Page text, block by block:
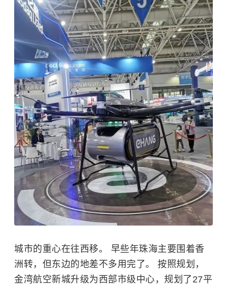
城市的重心在往西移。 早些年珠海主要围着香
洲转，但东边的地差不多用完了。 按照规划，
金湾航空新城升级为西部市级中心，规划了27平